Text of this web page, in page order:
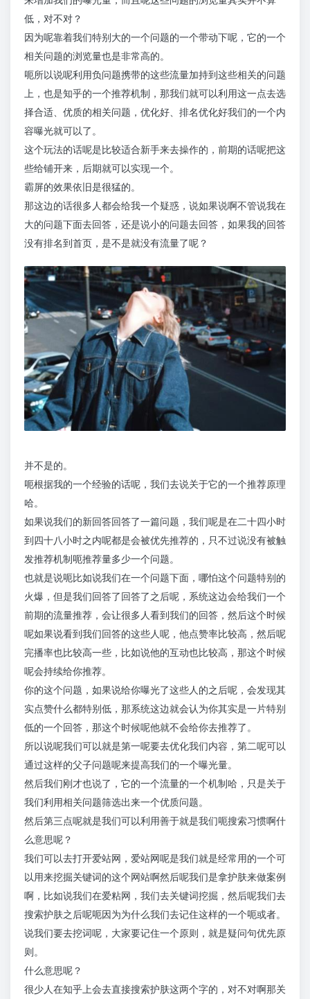
低，对不对？
因为呢靠着我们特别大的一个问题的一个带动下呢，它的一个
相关问题的浏览量也是非常高的。
呃所以说呢利用负问题携带的这些流量加持到这些相关的问题
上，也是知乎的一个推荐机制，那我们就可以利用这一点去选
择合适、优质的相关问题，优化好、排名优化好我们的一个内
容曝光就可以了。
这个玩法的话呢是比较适合新手来去操作的，前期的话呢把这
些给铺开来，后期就可以实现一个。
霸屏的效果依旧是很猛的。
那这边的话很多人都会给我一个疑惑，说如果说啊不管说我在
大的问题下面去回答，还是说小的问题去回答，如果我的回答
没有排名到首页，是不是就没有流量了呢？
并不是的。
呃根据我的一个经验的话呢，我们去说关于它的一个推荐原理
哈。
如果说我们的新回答回答了一篇问题，我们呢是在二十四小时
到四十八小时之内呢都是会被优先推荐的，只不过说没有被触
发推荐机制呃推荐量多少一个问题。
也就是说呃比如说我们在一个问题下面，哪怕这个问题特别的
火爆，但是我们回答了回答了之后呢，系统这边会给我们一个
前期的流量推荐，会让很多人看到我们的回答，然后这个时候
呢如果说看到我们回答的这些人呢，他点赞率比较高，然后呢
完播率也比较高一些，比如说他的互动也比较高，那这个时候
呢会持续给你推荐。
你的这个问题，如果说给你曝光了这些人的之后呢，会发现其
实点赞什么都特别低，那系统这边就会认为你其实是一片特别
低的一个回答，那这个时候呢他就不会给你去推荐了。
所以说呢我们可以就是第一呢要去优化我们内容，第二呢可以
通过这样的父子问题呢来提高我们的一个曝光量。
然后我们刚才也说了，它的一个流量的一个机制哈，只是关于
我们利用相关问题筛选出来一个优质问题。
然后第三点呢就是我们可以利用善于就是我们呃搜索习惯啊什
么意思呢？
我们可以去打开爱站网，爱站网呢是我们就是经常用的一个可
以用来挖掘关键词的这个网站啊然后呢我们是拿护肤来做案例
啊，比如说我们在爱粘网，我们去关键词挖掘，然后呢我们去
搜索护肤之后呢呃因为为什么我们去记住这样的一个呃或者。
说我们要去挖词呢，大家要记住一个原则，就是疑问句优先原
则。
什么意思呢？
很少人在知乎上会去直接搜索护肤这两个字的，对不对啊那关